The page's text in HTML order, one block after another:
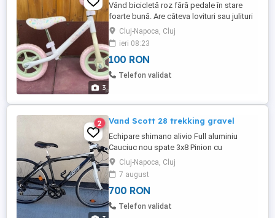
3
Vând bicicletă roz fără pedale în stare
foarte bună. Are câteva lovituri sau julituri
ale vopselei în rest este perfect
funcțională. Predare personala în Cluj-
Napoca.
Cluj-Napoca, Cluj
ieri 08:23
100 RON
Telefon validat
2 Vand Scott 28 trekking gravel
Echipare shimano alivio Full aluminiu
Cauciuc nou spate 3x8 Pinion cu
megarange 11 34 Am si pipa de130mm
Cadru M Cadrul are 3 indentari deasupra
rotii fata fara fisuri Pedale pentru spd
Cluj-Napoca, Cluj
7 august
700 RON
Telefon validat